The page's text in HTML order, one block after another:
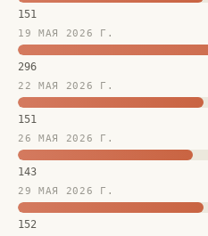
151
19 МАЯ 2026 Г.
296
22 МАЯ 2026 Г.
151
26 МАЯ 2026 Г.
143
29 МАЯ 2026 Г.
152